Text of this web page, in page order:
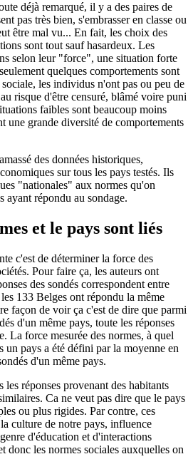
déjà remarqué, il y a des paires de
pas très bien, s'embrasser en classe ou
être mal vu... En fait, les choix des
sont tout sauf hasardeux. Les
selon leur "force", une situation forte
quelques comportements sont
les individus n'ont pas ou peu de
risque d'être censuré, blâmé voire puni
faibles sont beaucoup moins
une grande diversité de comportements
des données historiques,
sur tous les pays testés. Ils
"nationales" aux normes qu'on
répondu au sondage.
et le pays sont liés
c'est de déterminer la force des
Pour faire ça, les auteurs ont
des sondés correspondent entre
133 Belges ont répondu la même
façon de voir ça c'est de dire que parmi
d'un même pays, toute les réponses
La force mesurée des normes, à quel
un pays a été défini par la moyenne en
d'un même pays.
les réponses provenant des habitants
Ca ne veut pas dire que le pays
ou plus rigides. Par contre, ces
culture de notre pays, influence
d'éducation et d'interactions
donc les normes sociales auxquelles on